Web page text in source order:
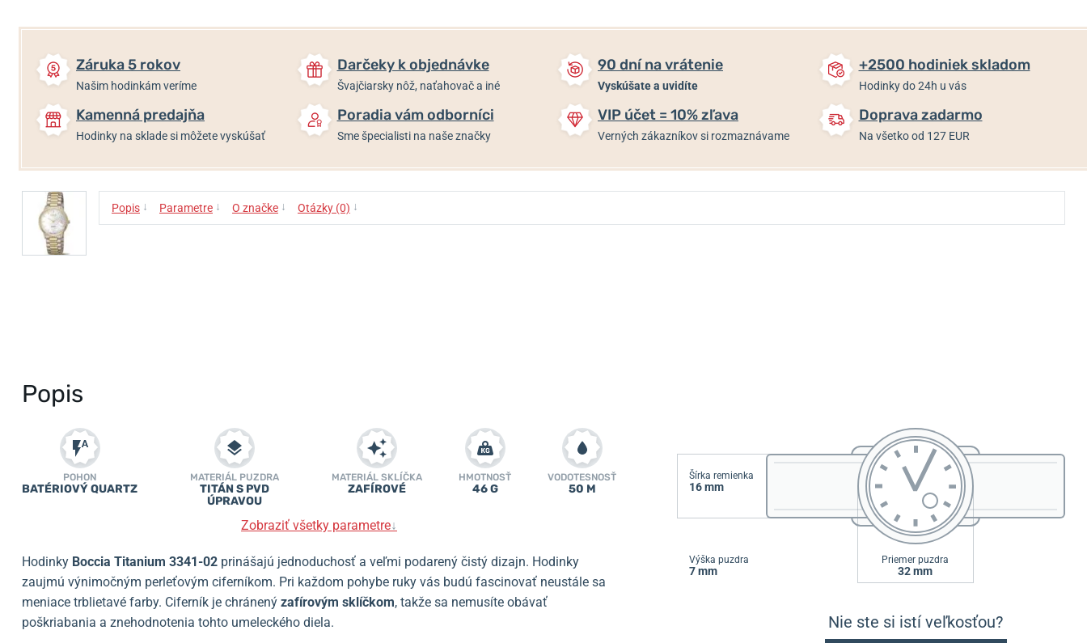
Záruka 5 rokov
Našim hodinkám veríme
Darčeky k objednávke
Švajčiarsky nôž, naťahovač a iné
90 dní na vrátenie
Vyskúšate a uvidíte
+2500 hodiniek skladom
Hodinky do 24h u vás
Kamenná predajňa
Hodinky na sklade si môžete vyskúšať
Poradia vám odborníci
Sme špecialisti na naše značky
VIP účet = 10% zľava
Verných zákazníkov si rozmaznávame
Doprava zadarmo
Na všetko od 127 EUR
Popis ↓ Parametre ↓ O značke ↓ Otázky (0) ↓
Popis
POHON
BATÉRIOVÝ QUARTZ
MATERIÁL PUZDRA
TITÁN S PVD
ÚPRAVOU
MATERIÁL SKLÍČKA
ZAFÍROVÉ
HMOTNOSŤ
46 G
VODOTESNOSŤ
50 M
Zobraziť všetky parametre↓
Hodinky Boccia Titanium 3341-02 prinášajú jednoduchosť a veľmi podarený čistý dizajn. Hodinky
zaujmú výnimočným perleťovým ciferníkom. Pri každom pohybe ruky vás budú fascinovať neustále sa
meniace trblietavé farby. Ciferník je chránený zafírovým sklíčkom, takže sa nemusíte obávať
poškriabania a znehodnotenia tohto umeleckého diela.
Šírka remienka
16 mm
Výška puzdra
7 mm
Priemer puzdra
32 mm
Nie ste si istí veľkosťou?